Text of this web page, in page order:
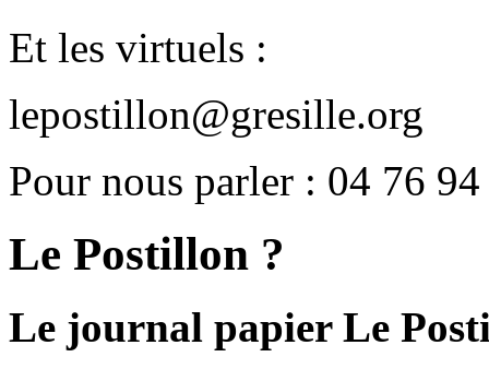
Et les virtuels :
lepostillon@gresille.org
Pour nous parler : 04 76
Le Postillon ?
Le journal papier Le